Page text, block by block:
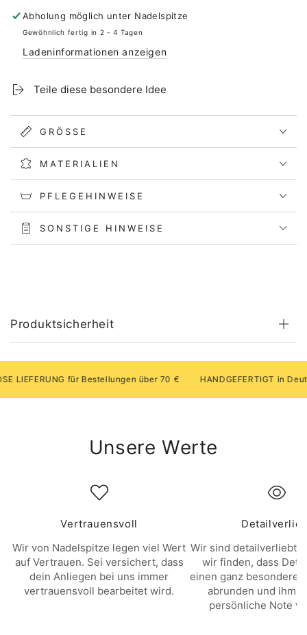
Abholung möglich unter Nadelspitze
Gewöhnlich fertig in 2 - 4 Tagen
Ladeninformationen anzeigen
Teile diese besondere Idee
GRÖSSE
MATERIALIEN
PFLEGEHINWEISE
SONSTIGE HINWEISE
Produktsicherheit
LIEFERUNG für Bestellungen über 70 € HANDGEFERTIGT in
Unsere Werte
Vertrauensvoll
Wir von Nadelspitze legen viel Wert
auf Vertrauen. Sei versichert, dass
dein Anliegen bei uns immer
vertrauensvoll bearbeitet wird.
Wir sind detailverliebt.
wir finden, dass
einen ganz
abrunden und ihm
persönliche Note